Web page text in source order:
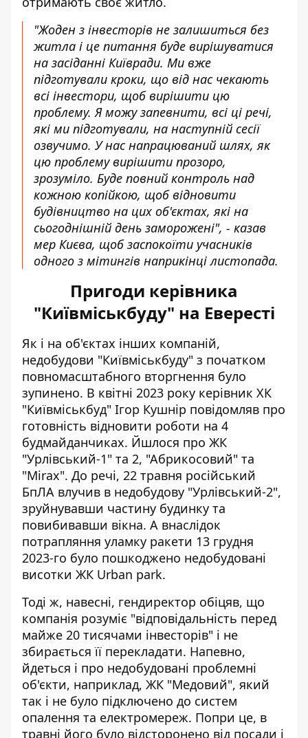
"Жоден з інвесторів не залишиться без
житла і це питання буде вирішуватися
на засіданні Київради. Ми вже
підготували кроки, що від нас чекають
всі інвестори, щоб вирішити цю
проблему. Я можу запевнити, всі ці речі,
які ми підготували, на наступній сесії
озвучимо. У нас напрацюваний шлях, як
цю проблему вирішити прозоро,
зрозуміло. Буде повний контроль над
кожною копійкою, щоб відновити
будівництво на цих об'єктах, які на
сьогоднішній день заморожені", - казав
мер Києва, щоб заспокоїти учасників
одного з мітингів наприкінці листопада.
Пригоди керівника
"Київміськбуду" на Евересті
Як і на об'єктах інших компаній,
недобудови "Київміськбуду" з початком
повномасштабного вторгнення було
зупинено. В квітні 2023 року керівник ХК
"Київміськбуд" Ігор Кушнір повідомляв про
готовність відновити роботи на 4
будмайданчиках. Йшлося про ЖК
"Урлівський-1" та 2, "Абрикосовий" та
"Mirax". До речі, 22 травня російський
БпЛА влучив в недобудову "Урлівський-2",
зруйнувавши частину будинку та
повибивавши вікна. А внаслідок
потрапляння уламку ракети 13 грудня
2023-го було пошкоджено недобудовані
висотки ЖК Urban park.
Тоді ж, навесні, гендиректор обіцяв, що
компанія розуміє "відповідальність перед
майже 20 тисячами інвесторів" і не
збирається її перекладати. Напевно,
йдеться і про недобудовані проблемні
об'єкти, наприклад, ЖК "Медовий", який
так і не було підключено до систем
опалення та електромереж. Попри це, в
травні його було відсторонено від посади і